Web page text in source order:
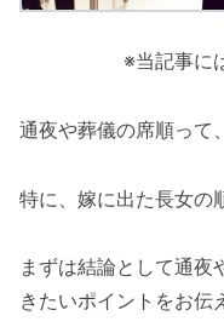
※当記事に
通夜や葬儀の席順って
特に、嫁に出た長女の
まずは結論として通夜
きたいポイントをお伝